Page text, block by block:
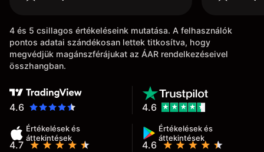
4 és 5 csillagos értékeléseink mutatása. A felhasználók
pontos adatai szándékosan lettek titkosítva, hogy
megvédjük magánszférájukat az ÁAR rendelkezéseivel
összhangban.
4.6
Értékelések és
áttekintések
4.7
Értékelések és
áttekintések
4.6
4.6